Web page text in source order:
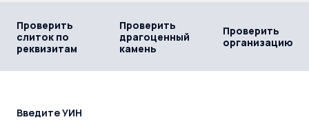
Проверить
слиток по
реквизитам
Проверить
драгоценный
камень
Проверить
организацию
Введите УИН